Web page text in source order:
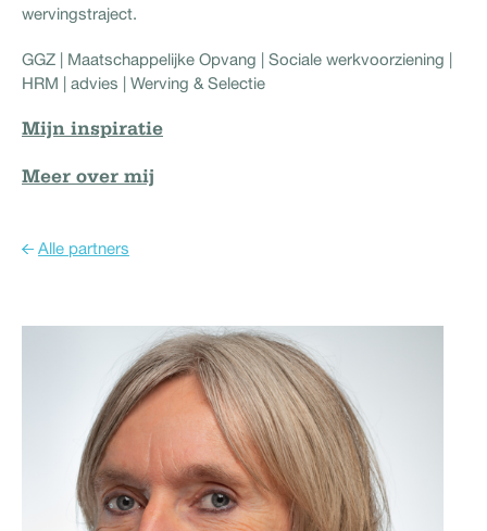
wervingstraject.
GGZ | Maatschappelijke Opvang | Sociale werkvoorziening |
HRM | advies | Werving & Selectie
Mijn inspiratie
Meer over mij
Alle partners
Merel Leisink
06 - 40 80 14 90
Beweging realiseren, ik ben VOOR.
Lees meer